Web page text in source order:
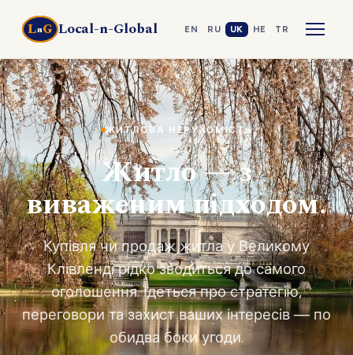
LnG Local-n-Global EN RU UK HE TR
ЖИТЛОВА НЕРУХОМІСТЬ
Житло — з
виваженим підходом.
Купівля чи продаж житла у Великому
Клівленді рідко зводиться до самого
оголошення. Ідеться про стратегію,
переговори та захист ваших інтересів — по
обидва боки угоди.